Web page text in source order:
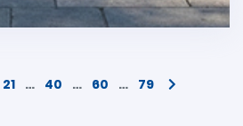
21 … 40 … 60 … 79